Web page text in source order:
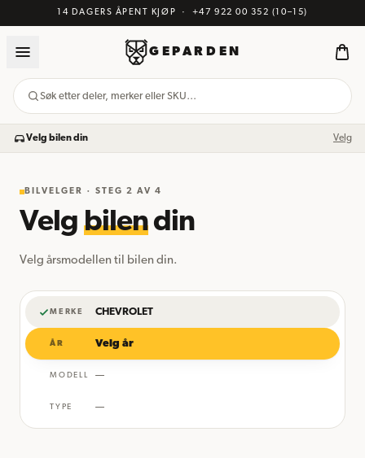
14 DAGERS ÅPENT KJØP · +47 922 00 352 (10–15)
GEPARDEN
Søk etter deler, merker eller SKU…
Velg bilen din Velg
BILVELGER · STEG 2 AV 4
Velg bilendin
Velg årsmodellen til bilen din.
MERKE CHEVROLET
ÅR Velg år
MODELL —
TYPE —